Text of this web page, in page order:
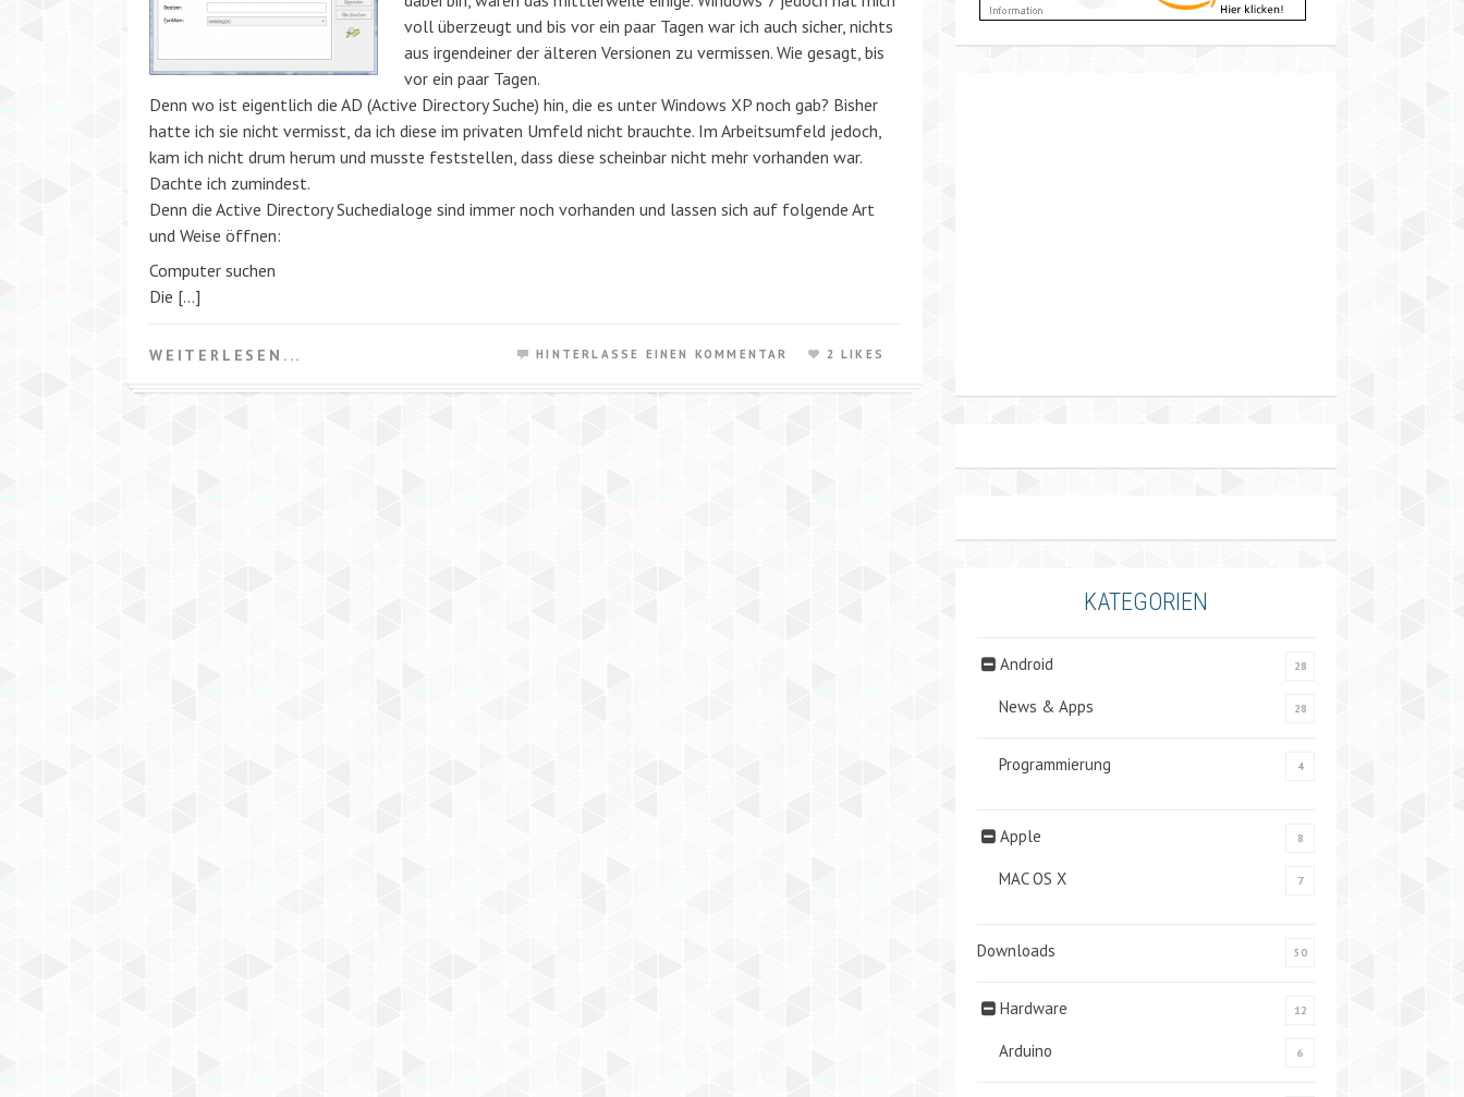
voll überzeugt und bis vor ein paar Tagen war ich auch sicher, nichts
aus irgendeiner der älteren Versionen zu vermissen. Wie gesagt, bis
vor ein paar Tagen.
Denn wo ist eigentlich die AD (Active Directory Suche) hin, die es unter Windows XP noch gab? Bisher
hatte ich sie nicht vermisst, da ich diese im privaten Umfeld nicht brauchte. Im Arbeitsumfeld jedoch,
kam ich nicht drum herum und musste feststellen, dass diese scheinbar nicht mehr vorhanden war.
Dachte ich zumindest.
Denn die Active Directory Suchedialoge sind immer noch vorhanden und lassen sich auf folgende Art
und Weise öffnen:
Computer suchen
Die […]
WEITERLESEN... HINTERLASSE EINEN KOMMENTAR 2 LIKES
KATEGORIEN
Android 28
News & Apps 28
Programmierung 4
Apple 8
MAC OS X 7
Downloads 50
Hardware 12
Arduino 6